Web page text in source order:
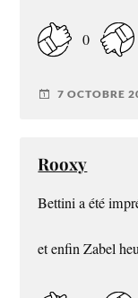
0
7 OCTOBRE
Rooxy
Bettini a été
et enfin Zabel